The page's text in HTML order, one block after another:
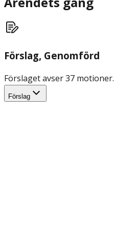
Förslag, Genomförd
Förslaget avser 37 motioner.
Förslag